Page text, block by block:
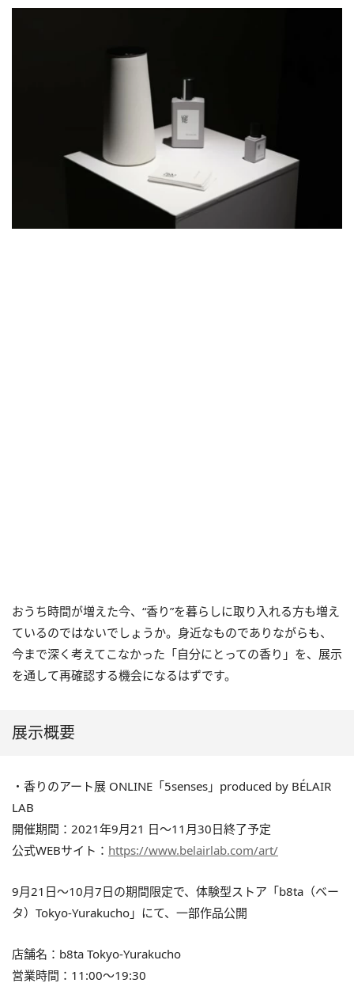
おうち時間が増えた今、“香り”を暮らしに取り入れる方も増え
ているのではないでしょうか。身近なものでありながらも、
今まで深く考えてこなかった「自分にとっての香り」を、展示
を通して再確認する機会になるはずです。
展示概要
・香りのアート展 ONLINE「5senses」produced by BÉLAIR
LAB
開催期間：2021年9月21 日～11月30日終了予定
公式WEBサイト： https://www.belairlab.com/art/
9月21日～10月7日の期間限定で、体験型ストア「b8ta（ベー
タ）Tokyo-Yurakucho」にて、一部作品公開
店舗名：b8ta Tokyo-Yurakucho
営業時間：11:00～19:30